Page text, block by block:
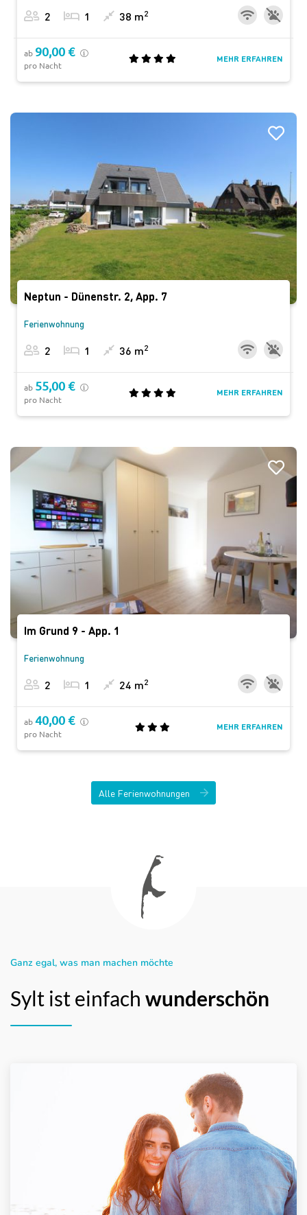
2 1 38 m2
ab 90,00 €
pro Nacht
MEHR ERFAHREN
Neptun - Dünenstr. 2, App. 7
Ferienwohnung
2 1 36 m2
ab 55,00 €
pro Nacht
MEHR ERFAHREN
Im Grund 9 - App. 1
Ferienwohnung
2 1 24 m2
ab40,00 €
pro Nacht
MEHR ERFAHREN
Alle Ferienwohnungen
Ganz egal, was man machen möchte
Sylt ist einfach wunderschön